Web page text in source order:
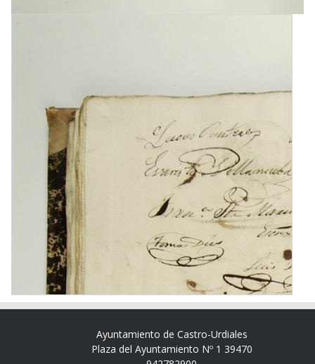
Ayuntamiento de Castro-Urdiales
Plaza del Ayuntamiento Nº 1 39470